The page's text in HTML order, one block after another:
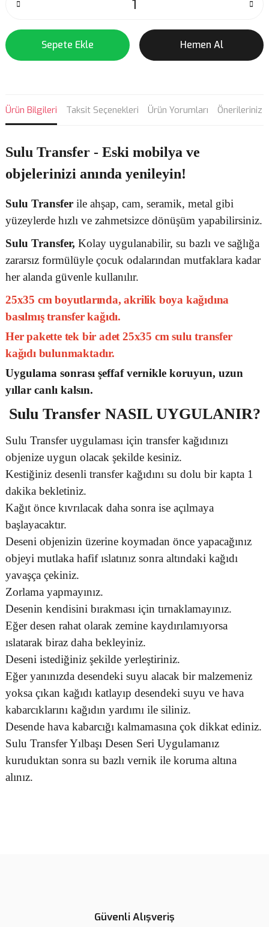
Sepete Ekle Hemen Al
Ürün Bilgileri Taksit Seçenekleri Ürün Yorumları Önerileriniz
Sulu Transfer - Eski mobilya ve
objelerinizi anında yenileyin!
Sulu Transfer ile ahşap, cam, seramik, metal gibi
yüzeylerde hızlı ve zahmetsizce dönüşüm yapabilirsiniz.
Sulu Transfer, Kolay uygulanabilir, su bazlı ve sağlığa
zararsız formülüyle çocuk odalarından mutfaklara kadar
her alanda güvenle kullanılır.
25x35 cm boyutlarında, akrilik boya kağıdına
basılmış transfer kağıdı.
Her pakette tek bir adet 25x35 cm sulu transfer
kağıdı bulunmaktadır.
Uygulama sonrası şeffaf vernikle koruyun, uzun
yıllar canlı kalsın.
Sulu Transfer NASIL UYGULANIR?
Sulu Transfer uygulaması için transfer kağıdınızı
objenize uygun olacak şekilde kesiniz.
Kestiğiniz desenli transfer kağıdını su dolu bir kapta 1
dakika bekletiniz.
Kağıt önce kıvrılacak daha sonra ise açılmaya
başlayacaktır.
Deseni objenizin üzerine koymadan önce yapacağınız
objeyi mutlaka hafif ıslatınız sonra altındaki kağıdı
yavaşça çekiniz.
Zorlama yapmayınız.
Desenin kendisini bırakması için tırnaklamayınız.
Eğer desen rahat olarak zemine kaydırılamıyorsa
ıslatarak biraz daha bekleyiniz.
Deseni istediğiniz şekilde yerleştiriniz.
Eğer yanınızda desendeki suyu alacak bir malzemeniz
yoksa çıkan kağıdı katlayıp desendeki suyu ve hava
kabarcıklarını kağıdın yardımı ile siliniz.
Desende hava kabarcığı kalmamasına çok dikkat ediniz.
Sulu Transfer Yılbaşı Desen Seri Uygulamanız
kuruduktan sonra su bazlı vernik ile koruma altına
alınız.
Güvenli Alışveriş